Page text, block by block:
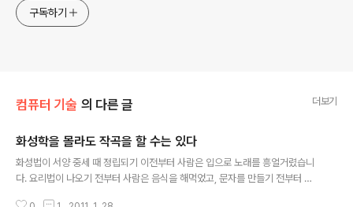
구독하기
컴퓨터 기술 의 다른 글 더보기
화성학을 몰라도 작곡을 할 수는 있다
화성법이 서양 중세 때 정립되기 이전부터 사람은 입으로 노래를 흥얼거렸습니
다. 요리법이 나오기 전부터 사람은 음식을 해먹었고, 문자를 만들기 전부터 사